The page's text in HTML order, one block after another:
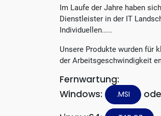
Im Laufe der Jahre haben
Dienstleister in der IT
Individuellen.....
Unsere Produkte wurden für
der Arbeitsgeschwindigkeit
Fernwartung:
Windows:
.MSI